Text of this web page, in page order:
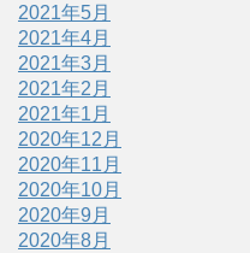
2021年5月
2021年4月
2021年3月
2021年2月
2021年1月
2020年12月
2020年11月
2020年10月
2020年9月
2020年8月